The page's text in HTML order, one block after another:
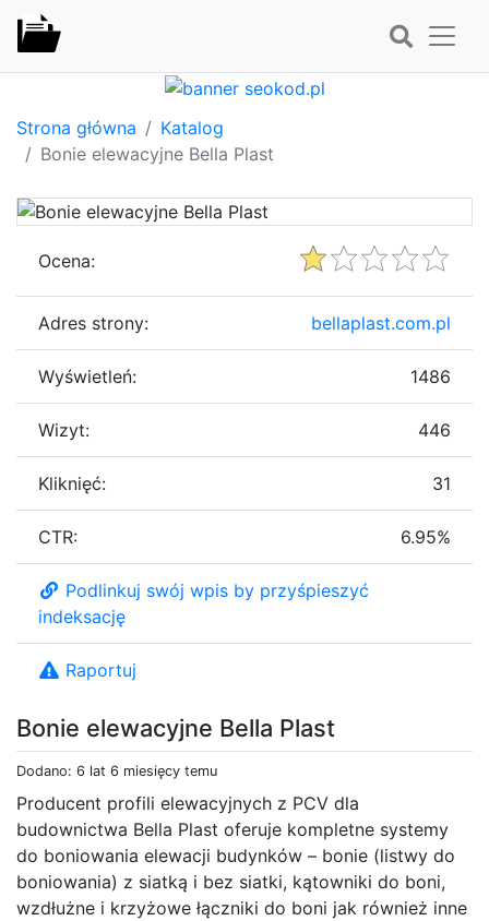
Strona główna
Katalog
Bonie elewacyjne Bella Plast
Bonie elewacyjne Bella Plast
Dodano: 6 lat 6 miesięcy temu
Producent profili elewacyjnych z PCV dla
budownictwa Bella Plast oferuje kompletne systemy
do boniowania elewacji budynków – bonie (listwy do
boniowania) z siatką i bez siatki, kątowniki do boni,
wzdłużne i krzyżowe łączniki do boni jak również inne
Ocena:
Adres strony: bellaplast.com.pl
Wyświetleń: 1486
Wizyt: 446
Kliknięć: 31
CTR: 6.95%
Podlinkuj swój wpis by przyśpieszyć
indeksację
Raportuj